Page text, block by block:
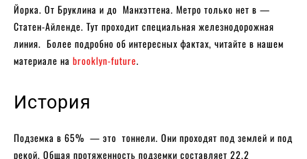
Йорка. От Бруклина и до Манхэттена. Метро только нет в —
Статен-Айленде. Тут проходит специальная железнодорожная
линия. Более подробно об интересных фактах, читайте в нашем
материале на brooklyn-future.
История
Подземка в 65% — это тоннели. Они проходят под землей и под
рекой. Общая протяженность подземки составляет 22,2